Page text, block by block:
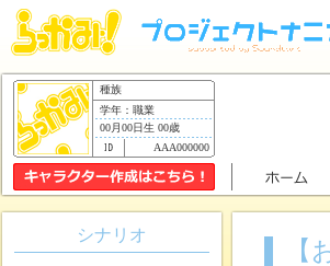
種族
学年：職業
00月00日生 00歳
AAA000000
シナリオ